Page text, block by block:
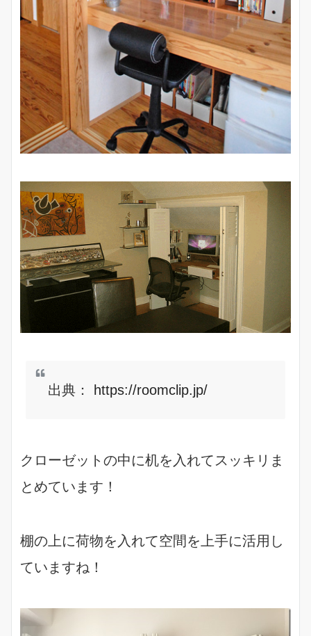
出典： https://roomclip.jp/
クローゼットの中に机を入れてスッキリま
とめています！
棚の上に荷物を入れて空間を上手に活用し
ていますね！